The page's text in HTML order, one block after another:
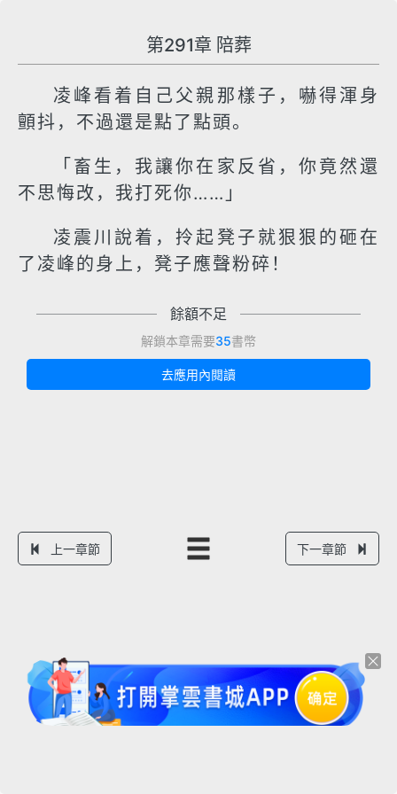
第291章 陪葬
凌峰看着自己父親那樣子，嚇得渾身
顫抖，不過還是點了點頭。
「畜生，我讓你在家反省，你竟然還
不思悔改，我打死你……」
凌震川說着，拎起凳子就狠狠的砸在
了凌峰的身上，凳子應聲粉碎！
餘額不足
解鎖本章需要35書幣
去應用內閱讀
上一章節 下一章節